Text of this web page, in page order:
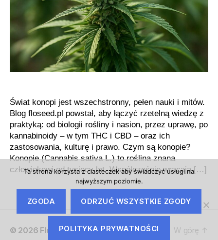
CBD
–
poznaj
świat
floseed
Świat konopi jest wszechstronny, pełen nauki i mitów.
Blog floseed.pl powstał, aby łączyć rzetelną wiedzę z
praktyką: od biologii rośliny i nasion, przez uprawę, po
kannabinoidy – w tym THC i CBD – oraz ich
zastosowania, kulturę i prawo. Czym są konopie?
Konopie (Cannabis sativa L.) to roślina znana
człowiekowi od tysięcy lat. Współcześnie wracają […]
© 2026 Floseed.pl W górę ↑
Ta strona korzysta z ciasteczek aby świadczyć usługi na
najwyższym poziomie.
ZGODA ODRZUĆ WSZYSTKIE ZGODY
POLITYKA PRYWATNOŚCI